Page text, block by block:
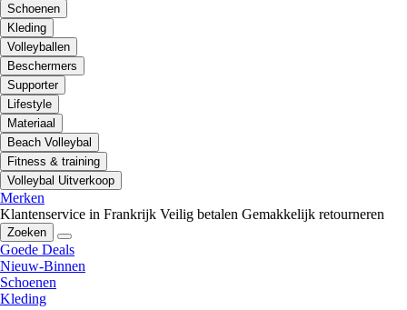
Schoenen
Kleding
Volleyballen
Beschermers
Supporter
Lifestyle
Materiaal
Beach Volleybal
Fitness & training
Volleybal Uitverkoop
Merken
Klantenservice in Frankrijk Veilig betalen Gemakkelijk retourneren
Zoeken
Goede Deals
Nieuw-Binnen
Schoenen
Kleding